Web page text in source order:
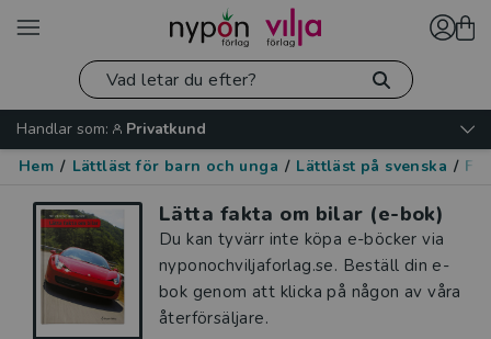
Handlar som:
Privatkund
Hem / Lättläst för barn och unga / Lättläst på svenska /
Lätta fakta om bilar (e-bok)
Du kan tyvärr inte köpa e-böcker via
nyponochviljaforlag.se. Beställ din e-
bok genom att klicka på någon av våra
återförsäljare.